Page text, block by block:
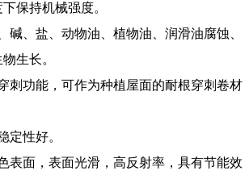
保持机械强度。
碱、盐、动物油、植物油、润滑油腐蚀、
生长。
刺功能，可作为种植屋面的耐根穿刺卷材
定性好。
表面，表面光滑，高反射率，具有节能效